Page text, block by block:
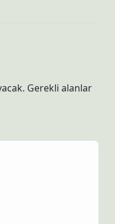
Gerekli alanlar